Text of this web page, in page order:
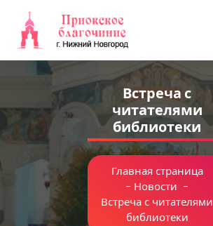
содержимому
Встреча с
читателями
библиотеки
Главная страница
- Новости -
Встреча с читателями
библиотеки